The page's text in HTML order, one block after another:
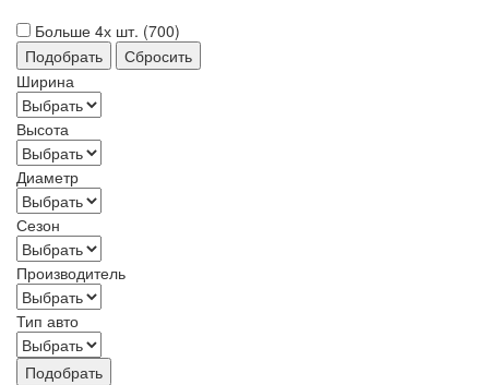
Больше 4х шт. (700)
Ширина
Высота
Диаметр
Сезон
Производитель
Тип авто
Подобрать